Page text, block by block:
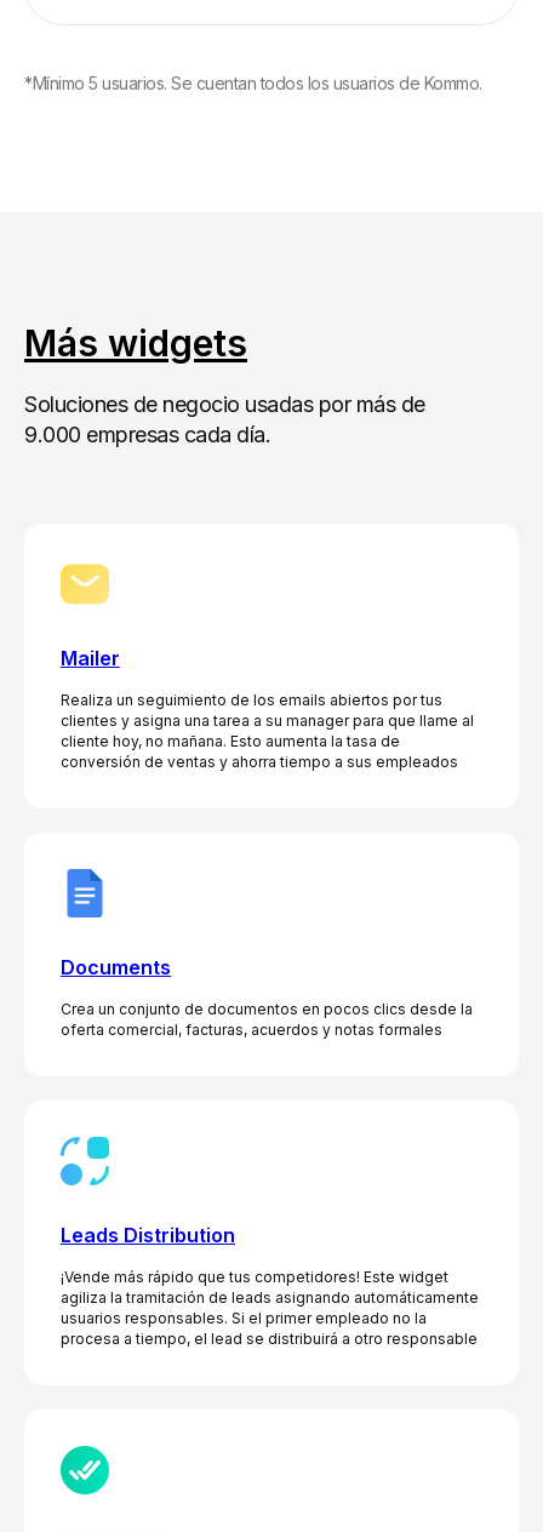
*Mínimo 5 usuarios. Se cuentan todos los usuarios de Kommo.
Más widgets
Soluciones de negocio usadas por más de
9.000 empresas cada día.
Mailer
Realiza un seguimiento de los emails abiertos por tus
clientes y asigna una tarea a su manager para que llame al
cliente hoy, no mañana. Esto aumenta la tasa de
conversión de ventas y ahorra tiempo a sus empleados
Documents
Crea un conjunto de documentos en pocos clics desde la
oferta comercial, facturas, acuerdos y notas formales
Leads Distribution
¡Vende más rápido que tus competidores! Este widget
agiliza la tramitación de leads asignando automáticamente
usuarios responsables. Si el primer empleado no la
procesa a tiempo, el lead se distribuirá a otro responsable